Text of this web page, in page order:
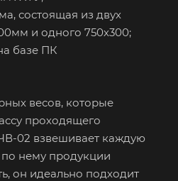
состоящая из двух
и одного 750х300;
базе ПК
весов, которые
проходящего
02 взвешивает каждую
нему продукции
он идеально подходит